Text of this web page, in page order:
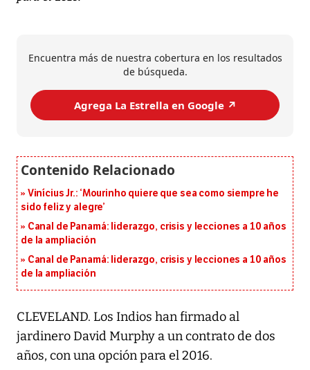
Encuentra más de nuestra cobertura en los resultados
de búsqueda.
Agrega La Estrella en Google ↗️
Vinícius Jr.: ‘Mourinho quiere que sea como siempre he
sido feliz y alegre’
Canal de Panamá: liderazgo, crisis y lecciones a 10 años
de la ampliación
Canal de Panamá: liderazgo, crisis y lecciones a 10 años
de la ampliación
CLEVELAND. Los Indios han firmado al
jardinero David Murphy a un contrato de dos
años, con una opción para el 2016.